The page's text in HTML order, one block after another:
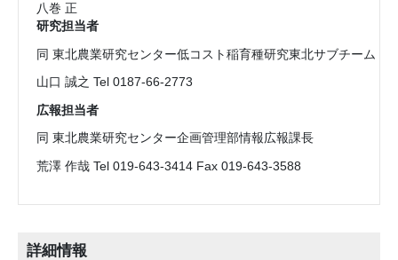
八巻 正
研究担当者
同 東北農業研究センター低コスト稲育種研究東北サブチーム
山口 誠之 Tel 0187-66-2773
広報担当者
同 東北農業研究センター企画管理部情報広報課長
荒澤 作哉 Tel 019-643-3414 Fax 019-643-3588
詳細情報